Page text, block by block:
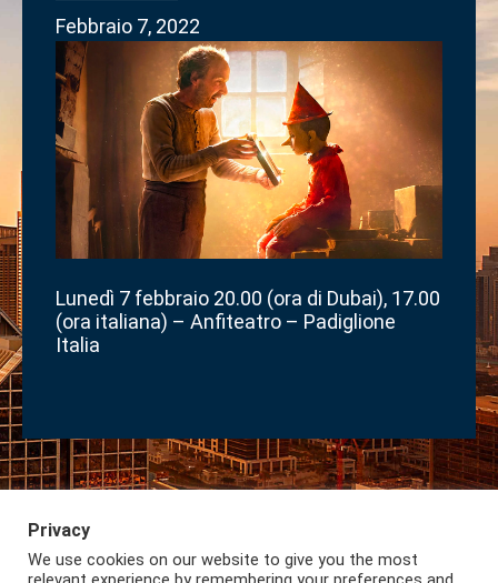
Febbraio 7, 2022
Lunedì 7 febbraio 20.00 (ora di Dubai), 17.00
(ora italiana) – Anfiteatro – Padiglione
Italia
Iscriviti alla Newsletter Privacy Lazio International
Privacy
We use cookies on our website to give you the most